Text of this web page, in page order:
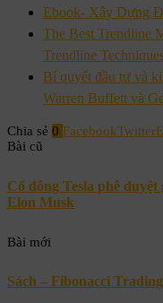
Ebook- Xây Dựng
The Best Trendline
Trendline
Bí quyết đầu tư và
Warren Buffett và
Chia sẻ 0 FacebookTwitter
Bài cũ
Cổ đông Tesla phê
Elon Musk
Bài mới
Sách – Fibonacci Trading